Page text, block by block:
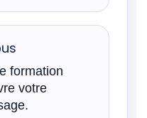
formation
votre